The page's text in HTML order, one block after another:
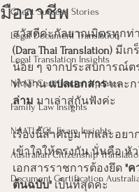
Client Success Stories
Legal Document Translation
Legal Translation Insights
NAATI Certification Updates
Family Law Insights
NAATI CCL Exam Insights
Australian Citizenship
Document Certification
มืออาชีพ
สวัสดีค่ะกัลยาณมิตรทุกท่
(Dara Thai Translation) มีเก
น้อย ๆ จากประสบการณ์ต
ทำงาน แปลเอกสาร และก
ล่าม มาเล่าสู่กันฟังค่ะ
เรื่องนี้สำคัญมากและอยา
เข้าใจให้ตรงกัน นั่นคือ หั
เอกสารราชการต้องยึด "ค
ต้นฉบับ" เป็นที่สุดค่ะ